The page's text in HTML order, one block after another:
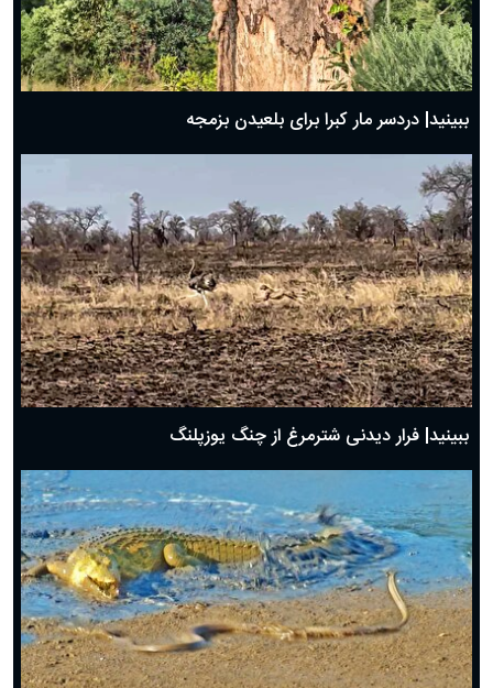
ببینید| دردسر مار کبرا برای بلعیدن بزمجه
ببینید| فرار دیدنی شترمرغ از چنگ یوزپلنگ